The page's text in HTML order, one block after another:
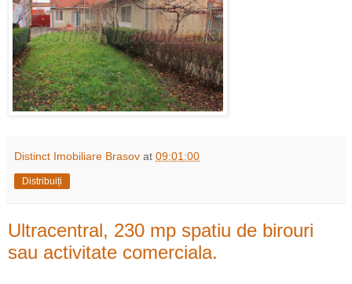
Distinct Imobiliare Brasov at 09:01:00
Distribuiți
Ultracentral, 230 mp spatiu de birouri
sau activitate comerciala.